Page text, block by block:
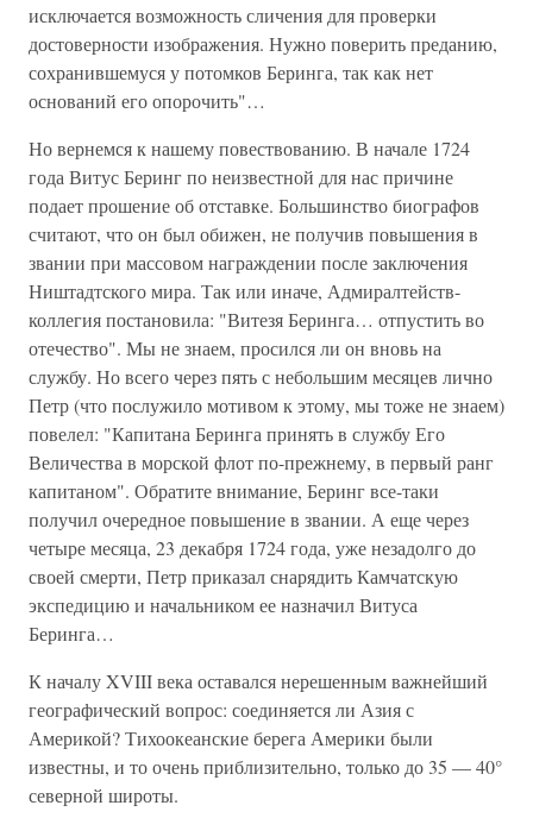
исключается возможность сличения для проверки
достоверности изображения. Нужно поверить преданию,
сохранившемуся у потомков Беринга, так как нет
оснований его опорочить"…
Но вернемся к нашему повествованию. В начале 1724
года Витус Беринг по неизвестной для нас причине
подает прошение об отставке. Большинство биографов
считают, что он был обижен, не получив повышения в
звании при массовом награждении после заключения
Ништадтского мира. Так или иначе, Адмиралтейств-
коллегия постановила: "Витезя Беринга… отпустить во
отечество". Мы не знаем, просился ли он вновь на
службу. Но всего через пять с небольшим месяцев лично
Петр (что послужило мотивом к этому, мы тоже не знаем)
повелел: "Капитана Беринга принять в службу Его
Величества в морской флот по-прежнему, в первый ранг
капитаном". Обратите внимание, Беринг все-таки
получил очередное повышение в звании. А еще через
четыре месяца, 23 декабря 1724 года, уже незадолго до
своей смерти, Петр приказал снарядить Камчатскую
экспедицию и начальником ее назначил Витуса
Беринга…
К началу XVIII века оставался нерешенным важнейший
географический вопрос: соединяется ли Азия с
Америкой? Тихоокеанские берега Америки были
известны, и то очень приблизительно, только до 35 — 40°
северной широты.